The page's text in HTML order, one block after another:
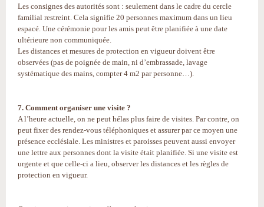
Les consignes des autorités sont : seulement dans le cadre du cercle
familial restreint. Cela signifie 20 personnes maximum dans un lieu
espacé. Une cérémonie pour les amis peut être planifiée à une date
ultérieure non communiquée.
Les distances et mesures de protection en vigueur doivent être
observées (pas de poignée de main, ni d’embrassade, lavage
systématique des mains, compter 4 m2 par personne…).
7. Comment organiser une visite ?
A l’heure actuelle, on ne peut hélas plus faire de visites. Par contre, on
peut fixer des rendez-vous téléphoniques et assurer par ce moyen une
présence ecclésiale. Les ministres et paroisses peuvent aussi envoyer
une lettre aux personnes dont la visite était planifiée. Si une visite est
urgente et que celle-ci a lieu, observer les distances et les règles de
protection en vigueur.